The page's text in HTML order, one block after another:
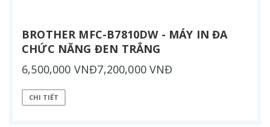
BROTHER MFC-B7810DW - MÁY IN ĐA
CHỨC NĂNG ĐEN TRẮNG
6,500,000 VNĐ7,200,000 VNĐ
CHI TIẾT